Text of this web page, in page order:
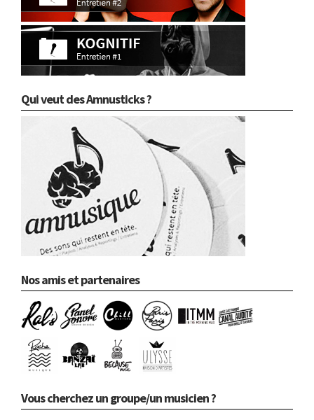
Qui veut des Amnusticks ?
Nos amis et partenaires
Vous cherchez un groupe/un musicien ?